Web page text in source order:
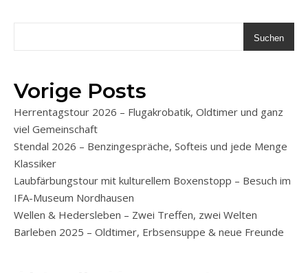
Suchen
Vorige Posts
Herrentagstour 2026 – Flugakrobatik, Oldtimer und ganz
viel Gemeinschaft
Stendal 2026 – Benzingespräche, Softeis und jede Menge
Klassiker
Laubfärbungstour mit kulturellem Boxenstopp – Besuch im
IFA-Museum Nordhausen
Wellen & Hedersleben – Zwei Treffen, zwei Welten
Barleben 2025 – Oldtimer, Erbsensuppe & neue Freunde